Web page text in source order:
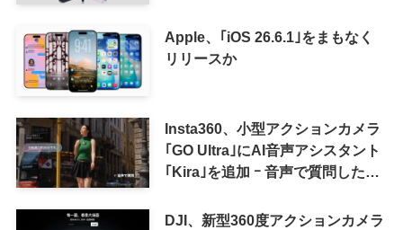
Apple、｢iOS 26.6.1｣をまもなく
リリースか
Insta360、小型アクションカメラ
｢GO Ultra｣にAI音声アシスタント
｢Kira｣を追加 ｰ 音声で質問した
可能に
DJI、新型360度アクションカメラ